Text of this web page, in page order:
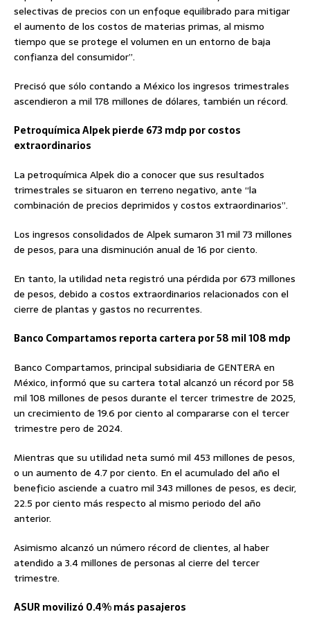
selectivas de precios con un enfoque equilibrado para mitigar
el aumento de los costos de materias primas, al mismo
tiempo que se protege el volumen en un entorno de baja
confianza del consumidor”.
Precisó que sólo contando a México los ingresos trimestrales
ascendieron a mil 178 millones de dólares, también un récord.
Petroquímica Alpek pierde 673 mdp por costos
extraordinarios
La petroquímica Alpek dio a conocer que sus resultados
trimestrales se situaron en terreno negativo, ante “la
combinación de precios deprimidos y costos extraordinarios”.
Los ingresos consolidados de Alpek sumaron 31 mil 73 millones
de pesos, para una disminución anual de 16 por ciento.
En tanto, la utilidad neta registró una pérdida por 673 millones
de pesos, debido a costos extraordinarios relacionados con el
cierre de plantas y gastos no recurrentes.
Banco Compartamos reporta cartera por 58 mil 108 mdp
Banco Compartamos, principal subsidiaria de GENTERA en
México, informó que su cartera total alcanzó un récord por 58
mil 108 millones de pesos durante el tercer trimestre de 2025,
un crecimiento de 19.6 por ciento al compararse con el tercer
trimestre pero de 2024.
Mientras que su utilidad neta sumó mil 453 millones de pesos,
o un aumento de 4.7 por ciento. En el acumulado del año el
beneficio asciende a cuatro mil 343 millones de pesos, es decir,
22.5 por ciento más respecto al mismo periodo del año
anterior.
Asimismo alcanzó un número récord de clientes, al haber
atendido a 3.4 millones de personas al cierre del tercer
trimestre.
ASUR movilizó 0.4% más pasajeros